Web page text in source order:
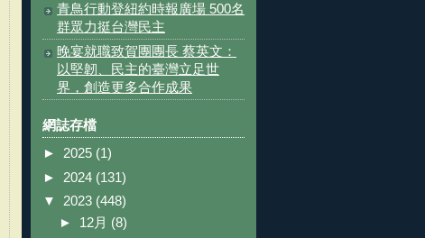
青鳥行動登紐約時報廣場 500名
群眾力挺台灣民主
晚宴就職致賀團團長 蔡英文：
以堅韌、民主的臺灣立足世
界，創造更多合作成果
網誌存檔
► 2025 (1)
► 2024 (131)
▼ 2023 (448)
► 12月 (8)